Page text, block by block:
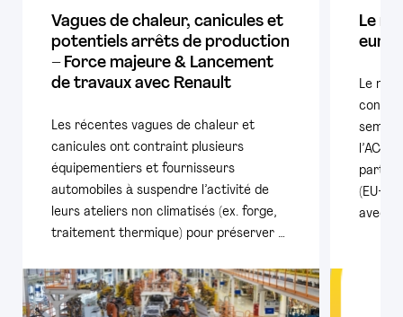
Vagues de chaleur, canicules et
potentiels arrêts de production
– Force majeure & Lancement
de travaux avec Renault
Les récentes vagues de chaleur et
canicules ont contraint plusieurs
équipementiers et fournisseurs
automobiles à suspendre l’activité de
leurs ateliers non climatisés (ex. forge,
traitement thermique) pour préserver …
Le
Le
avec